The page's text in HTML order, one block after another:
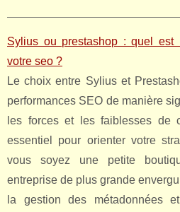
Sylius ou prestashop : quel est
votre seo ?
Le choix entre Sylius et
performances SEO de manière
les forces et les faiblesses de
essentiel pour orienter votre
vous soyez une petite
entreprise de plus grande
la gestion des métadonnées